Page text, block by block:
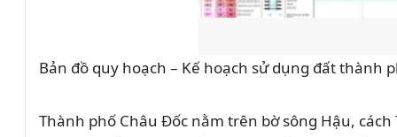
Bản đồ quy hoạch – Kế hoạch sử dụng đất thành
Thành phố Châu Đốc nằm trên bờ sông Hậu,